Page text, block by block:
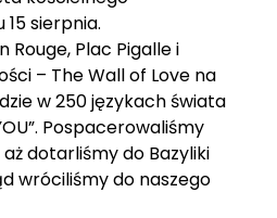
sierpnia.
Rouge, Plac Pigalle i
– The Wall of Love na
w 250 językach świata
Pospacerowaliśmy
dotarliśmy do Bazyliki
wróciliśmy do naszego